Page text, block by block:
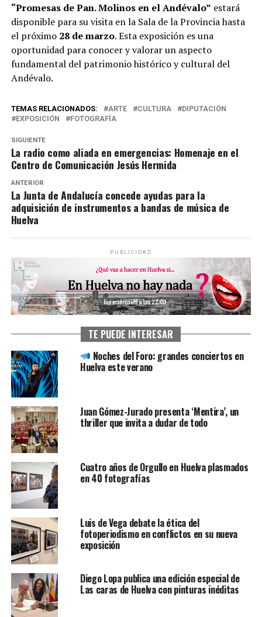
“Promesas de Pan. Molinos en el Andévalo” estará
disponible para su visita en la Sala de la Provincia hasta
el próximo 28 de marzo. Esta exposición es una
oportunidad para conocer y valorar un aspecto
fundamental del patrimonio histórico y cultural del
Andévalo.
TEMAS RELACIONADOS: ARTE CULTURA
DIPUTACIÓN
EXPOSICIÓN
FOTOGRAFÍA
SIGUIENTE
La radio como aliada en emergencias: Homenaje en el
Centro de Comunicación Jesús Hermida
ANTERIOR
La Junta de Andalucía concede ayudas para la
adquisición de instrumentos a bandas de música de
Huelva
PUBLICIDAD
TE PUEDE INTERESAR
Noches del Foro: grandes conciertos en
Huelva este verano
Juan Gómez-Jurado presenta ‘Mentira’, un
thriller que invita a dudar de todo
Cuatro años de Orgullo en Huelva plasmados
en 40 fotografías
Luis de Vega debate la ética del
fotoperiodismo en conflictos en su nueva
exposición
Diego Lopa publica una edición especial de
Las caras de Huelva con pinturas inéditas